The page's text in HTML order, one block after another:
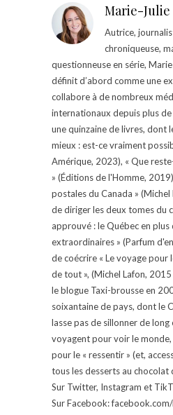
Marie-Julie
Autrice,
chroniqueuse,
questionneuse en série,
définit d’abord comme une
collabore à de nombreux
internationaux depuis plus de
une quinzaine de livres, dont
mieux : est-ce vraiment
Amérique, 2023), « Que
» (Éditions de l'Homme,
postales du Canada »
de diriger les deux tomes du
approuvé : le Québec en
extraordinaires » (Parfum
de coécrire « Le voyage pour
de tout », (Michel Lafon,
le blogue Taxi-brousse en
soixantaine de pays, dont le
lasse pas de sillonner de long
voyagent pour voir le monde,
pour le « ressentir » (et,
tous les desserts au chocolat
Sur Twitter, Instagram et
Sur Facebook: